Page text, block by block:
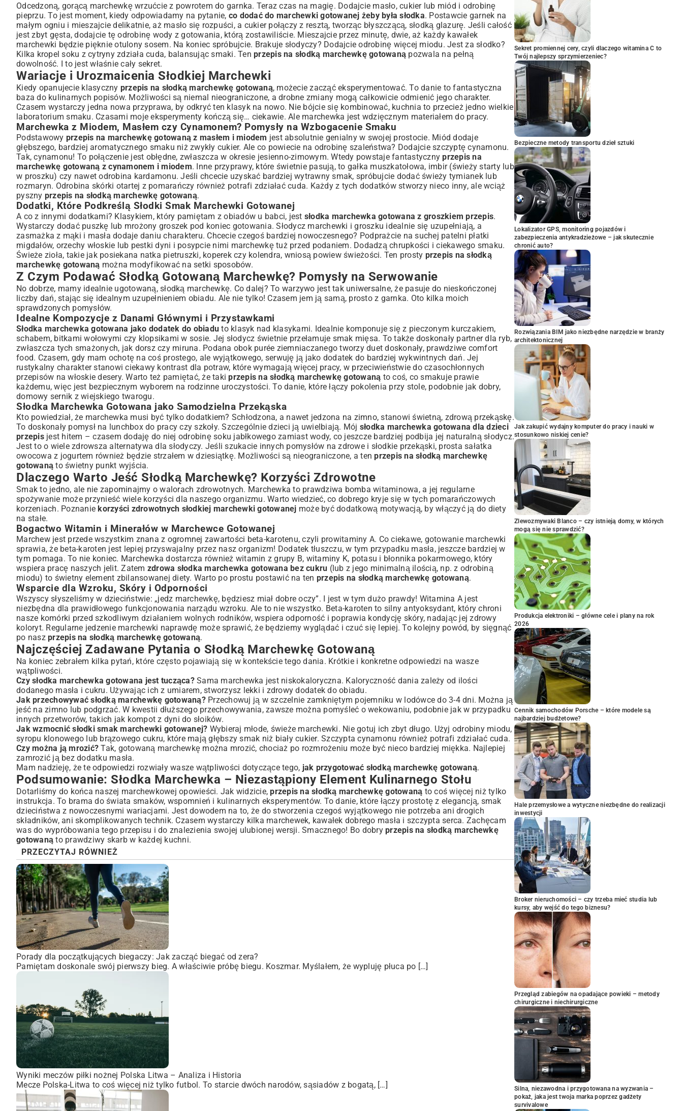
Odcedzoną, gorącą marchewkę wrzućcie z powrotem do garnka. Teraz czas na magię. Dodajcie masło, cukier lub miód i odrobinę
pieprzu. To jest moment, kiedy odpowiadamy na pytanie, co dodać do marchewki gotowanej żeby była słodka. Postawcie garnek na
małym ogniu i mieszajcie delikatnie, aż masło się rozpuści, a cukier połączy z resztą, tworząc błyszczącą, słodką glazurę. Jeśli całość
jest zbyt gęsta, dodajcie tę odrobinę wody z gotowania, którą zostawiliście. Mieszajcie przez minutę, dwie, aż każdy kawałek
marchewki będzie pięknie otulony sosem. Na koniec spróbujcie. Brakuje słodyczy? Dodajcie odrobinę więcej miodu. Jest za słodko?
Kilka kropel soku z cytryny zdziała cuda, balansując smaki. Ten przepis na słodką marchewkę gotowaną pozwala na pełną
dowolność. I to jest właśnie cały sekret.
Wariacje i Urozmaicenia Słodkiej Marchewki
Kiedy opanujecie klasyczny przepis na słodką marchewkę gotowaną, możecie zacząć eksperymentować. To danie to fantastyczna
baza do kulinarnych popisów. Możliwości są niemal nieograniczone, a drobne zmiany mogą całkowicie odmienić jego charakter.
Czasem wystarczy jedna nowa przyprawa, by odkryć ten klasyk na nowo. Nie bójcie się kombinować, kuchnia to przecież jedno wielkie
laboratorium smaku. Czasami moje eksperymenty kończą się… ciekawie. Ale marchewka jest wdzięcznym materiałem do pracy.
Marchewka z Miodem, Masłem czy Cynamonem? Pomysły na Wzbogacenie Smaku
Podstawowy przepis na marchewkę gotowaną z masłem i miodem jest absolutnie genialny w swojej prostocie. Miód dodaje
głębszego, bardziej aromatycznego smaku niż zwykły cukier. Ale co powiecie na odrobinę szaleństwa? Dodajcie szczyptę cynamonu.
Tak, cynamonu! To połączenie jest obłędne, zwłaszcza w okresie jesienno-zimowym. Wtedy powstaje fantastycznyprzepis na
marchewkę gotowaną z cynamonem i miodem. Inne przyprawy, które świetnie pasują, to gałka muszkatołowa, imbir (świeży starty lub
w proszku) czy nawet odrobina kardamonu. Jeśli chcecie uzyskać bardziej wytrawny smak, spróbujcie dodać świeży tymianek lub
rozmaryn. Odrobina skórki otartej z pomarańczy również potrafi zdziałać cuda. Każdy z tych dodatków stworzy nieco inny, ale wciąż
pyszny przepis na słodką marchewkę gotowaną.
Dodatki, Które Podkreślą Słodki Smak Marchewki Gotowanej
A co z innymi dodatkami? Klasykiem, który pamiętam z obiadów u babci, jest słodka marchewka gotowana z groszkiem przepis.
Wystarczy dodać puszkę lub mrożony groszek pod koniec gotowania. Słodycz marchewki i groszku idealnie się uzupełniają, a
zasmażka z mąki i masła dodaje daniu charakteru. Chcecie czegoś bardziej nowoczesnego? Podprażcie na suchej patelni płatki
migdałów, orzechy włoskie lub pestki dyni i posypcie nimi marchewkę tuż przed podaniem. Dodadzą chrupkości i ciekawego smaku.
Świeże zioła, takie jak posiekana natka pietruszki, koperek czy kolendra, wniosą powiew świeżości. Ten prosty przepis na słodką
marchewkę gotowaną można modyfikować na setki sposobów.
Z Czym Podawać Słodką Gotowaną Marchewkę? Pomysły na Serwowanie
No dobrze, mamy idealnie ugotowaną, słodką marchewkę. Co dalej? To warzywo jest tak uniwersalne, że pasuje do nieskończonej
liczby dań, stając się idealnym uzupełnieniem obiadu. Ale nie tylko! Czasem jem ją samą, prosto z garnka. Oto kilka moich
sprawdzonych pomysłów.
Idealne Kompozycje z Danami Głównymi i Przystawkami
Słodka marchewka gotowana jako dodatek do obiadu to klasyk nad klasykami. Idealnie komponuje się z pieczonym kurczakiem,
schabem, bitkami wołowymi czy klopsikami w sosie. Jej słodycz świetnie przełamuje smak mięsa. To także doskonały partner dla ryb,
zwłaszcza tych smażonych, jak dorsz czy miruna. Podana obok purée ziemniaczanego tworzy duet doskonały, prawdziwe comfort
food. Czasem, gdy mam ochotę na coś prostego, ale wyjątkowego, serwuję ją jako dodatek do bardziej wykwintnych dań. Jej
rustykalny charakter stanowi ciekawy kontrast dla potraw, które wymagają więcej pracy, w przeciwieństwie do czasochłonnych
przepisów na włoskie desery. Warto też pamiętać, że takiprzepis na słodką marchewkę gotowaną to coś, co smakuje prawie
każdemu, więc jest bezpiecznym wyborem na rodzinne uroczystości. To danie, które łączy pokolenia przy stole, podobnie jak dobry,
domowy sernik z wiejskiego twarogu.
Słodka Marchewka Gotowana jako Samodzielna Przekąska
Kto powiedział, że marchewka musi być tylko dodatkiem? Schłodzona, a nawet jedzona na zimno, stanowi świetną, zdrową przekąskę.
To doskonały pomysł na lunchbox do pracy czy szkoły. Szczególnie dzieci ją uwielbiają. Mój słodka marchewka gotowana dla dzieci
przepisjest hitem – czasem dodaję do niej odrobinę soku jabłkowego zamiast wody, co jeszcze bardziej podbija jej naturalną słodycz.
Jest to o wiele zdrowsza alternatywa dla słodyczy. Jeśli szukacie innych pomysłów na zdrowe i słodkie przekąski, prosta sałatka
owocowa z jogurtem również będzie strzałem w dziesiątkę. Możliwości są nieograniczone, a tenprzepis na słodką marchewkę
gotowaną to świetny punkt wyjścia.
Dlaczego Warto Jeść Słodką Marchewkę? Korzyści Zdrowotne
Smak to jedno, ale nie zapominajmy o walorach zdrowotnych. Marchewka to prawdziwa bomba witaminowa, a jej regularne
spożywanie może przynieść wiele korzyści dla naszego organizmu. Warto wiedzieć, co dobrego kryje się w tych pomarańczowych
korzeniach. Poznaniekorzyści zdrowotnych słodkiej marchewki gotowanej może być dodatkową motywacją, by włączyć ją do diety
na stałe.
Bogactwo Witamin i Minerałów w Marchewce Gotowanej
Marchew jest przede wszystkim znana z ogromnej zawartości beta-karotenu, czyli prowitaminy A. Co ciekawe, gotowanie marchewki
sprawia, że beta-karoten jest lepiej przyswajalny przez nasz organizm! Dodatek tłuszczu, w tym przypadku masła, jeszcze bardziej w
tym pomaga. To nie koniec. Marchewka dostarcza również witamin z grupy B, witaminy K, potasu i błonnika pokarmowego, który
wspiera pracę naszych jelit. Zatem zdrowa słodka marchewka gotowana bez cukru (lub z jego minimalną ilością, np. z odrobiną
miodu) to świetny element zbilansowanej diety. Warto po prostu postawić na ten przepis na słodką marchewkę gotowaną.
Wsparcie dla Wzroku, Skóry i Odporności
Wszyscy słyszeliśmy w dzieciństwie: „jedz marchewkę, będziesz miał dobre oczy”. I jest w tym dużo prawdy! Witamina A jest
niezbędna dla prawidłowego funkcjonowania narządu wzroku. Ale to nie wszystko. Beta-karoten to silny antyoksydant, który chroni
nasze komórki przed szkodliwym działaniem wolnych rodników, wspiera odporność i poprawia kondycję skóry, nadając jej zdrowy
koloryt. Regularne jedzenie marchewki naprawdę może sprawić, że będziemy wyglądać i czuć się lepiej. To kolejny powód, by sięgnąć
po nasz przepis na słodką marchewkę gotowaną.
Najczęściej Zadawane Pytania o Słodką Marchewkę Gotowaną
Na koniec zebrałem kilka pytań, które często pojawiają się w kontekście tego dania. Krótkie i konkretne odpowiedzi na wasze
wątpliwości.
Czy słodka marchewka gotowana jest tucząca?Sama marchewka jest niskokaloryczna. Kaloryczność dania zależy od ilości
dodanego masła i cukru. Używając ich z umiarem, stworzysz lekki i zdrowy dodatek do obiadu.
Jak przechowywać słodką marchewkę gotowaną?Przechowuj ją w szczelnie zamkniętym pojemniku w lodówce do 3-4 dni. Można ją
jeść na zimno lub podgrzać. W kwestii dłuższego przechowywania, zawsze można pomyśleć o wekowaniu, podobnie jak w przypadku
innych przetworów, takich jak kompot z dyni do słoików.
Jak wzmocnić słodki smak marchewki gotowanej? Wybieraj młode, świeże marchewki. Nie gotuj ich zbyt długo. Użyj odrobiny miodu,
syropu klonowego lub brązowego cukru, które mają głębszy smak niż biały cukier. Szczypta cynamonu również potrafi zdziałać cuda.
Czy można ją mrozić? Tak, gotowaną marchewkę można mrozić, chociaż po rozmrożeniu może być nieco bardziej miękka. Najlepiej
zamrozić ją bez dodatku masła.
Mam nadzieję, że te odpowiedzi rozwiały wasze wątpliwości dotyczące tego, jak przygotować słodką marchewkę gotowaną.
Podsumowanie: Słodka Marchewka – Niezastąpiony Element Kulinarnego Stołu
Dotarliśmy do końca naszej marchewkowej opowieści. Jak widzicie,przepis na słodką marchewkę gotowaną to coś więcej niż tylko
instrukcja. To brama do świata smaków, wspomnień i kulinarnych eksperymentów. To danie, które łączy prostotę z elegancją, smak
dzieciństwa z nowoczesnymi wariacjami. Jest dowodem na to, że do stworzenia czegoś wyjątkowego nie potrzeba ani drogich
składników, ani skomplikowanych technik. Czasem wystarczy kilka marchewek, kawałek dobrego masła i szczypta serca. Zachęcam
was do wypróbowania tego przepisu i do znalezienia swojej ulubionej wersji. Smacznego! Bo dobry przepis na słodką marchewkę
gotowaną to prawdziwy skarb w każdej kuchni.
PRZECZYTAJ RÓWNIEŻ
Porady dla początkujących biegaczy: Jak zacząć biegać od zera?
Pamiętam doskonale swój pierwszy bieg. A właściwie próbę biegu. Koszmar. Myślałem, że wypluję płuca po […]
Wyniki meczów piłki nożnej Polska Litwa – Analiza i Historia
Mecze Polska-Litwa to coś więcej niż tylko futbol. To starcie dwóch narodów, sąsiadów z bogatą, […]
Sekret promiennej cery, czyli dlaczego witamina C to
Twój najlepszy sprzymierzeniec?
Bezpieczne metody transportu dzieł sztuki
Lokalizator GPS, monitoring pojazdów i
zabezpieczenia antykradzieżowe – jak skutecznie
chronić auto?
Rozwiązania BIM jako niezbędne narzędzie w branży
architektonicznej
Jak zakupić wydajny komputer do pracy i nauki w
stosunkowo niskiej cenie?
Zlewozmywaki Blanco – czy istnieją domy, w których
mogą się nie sprawdzić?
Produkcja elektroniki – główne cele i plany na rok
2026
Cennik samochodów Porsche – które modele są
najbardziej budżetowe?
Hale przemysłowe a wytyczne niezbędne do realizacji
inwestycji
Broker nieruchomości – czy trzeba mieć studia lub
kursy, aby wejść do tego biznesu?
Przegląd zabiegów na opadające powieki – metody
chirurgiczne i niechirurgiczne
Silna, niezawodna i przygotowana na wyzwania –
pokaż, jaka jest twoja marka poprzez gadżety
survivalowe